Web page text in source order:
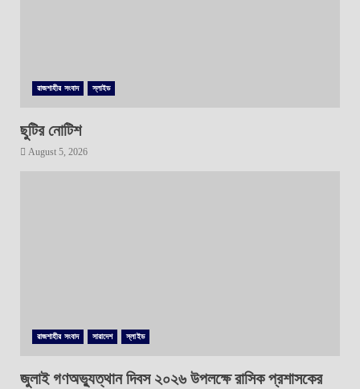
রাজশাহীর সংবাদ স্লাইড
ছুটির নোটিশ
August 5, 2026
রাজশাহীর সংবাদ সারাদেশ স্লাইড
জুলাই গণঅভ্যুত্থান দিবস ২০২৬ উপলক্ষে রাসিক প্রশাসকের